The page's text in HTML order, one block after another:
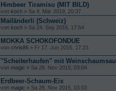
Himbeer Tiramisu (MIT BILD)
von koch » Sa 9. Mär 2019, 20:37
Mailänderli (Schweiz)
von koch » Sa 24. Sep 2016, 17:54
MOKKA SCHOKOFONDUE
von chris86 » Fr 17. Jun 2016, 17:23
"Scheiterhaufen" mit
von magic » Sa 28. Nov 2015, 03:04
Erdbeer-Schaum-Eis
von magic » Sa 28. Nov 2015, 03:03